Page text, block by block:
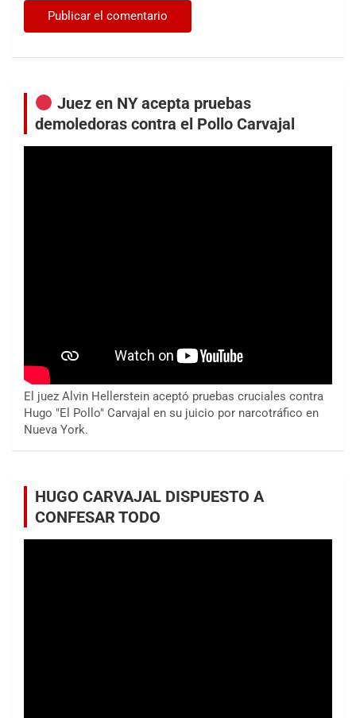
Juez en NY acepta pruebas
demoledoras contra el Pollo Carvajal
El juez Alvin Hellerstein aceptó pruebas cruciales contra
Hugo "El Pollo" Carvajal en su juicio por narcotráfico en
Nueva York.
HUGO CARVAJAL DISPUESTO A
CONFESAR TODO